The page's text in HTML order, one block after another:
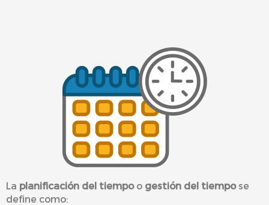
La planificación del tiempoo gestión del tiempose
define como: